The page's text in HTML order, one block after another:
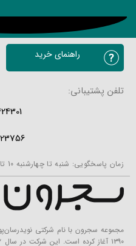
محصولات مشابه
راهنمای خرید
تلفن پشتیبانی:
زمان پاسخگویی: شنبه تا چهارشنبه 10 تا 20، پنجشنبه 10 تا 16
مجموعه سجرون با نام شرکتی